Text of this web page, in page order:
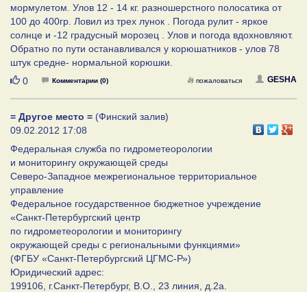
мормулетом. Улов 12 - 14 кг. разношерстного полосатика от
100 до 400гр. Ловил из трех лунок . Погода рулит - яркое
солнце и -12 градусный морозец . Улов и погода вдохновляют.
Обратно по пути останавливался у корюшатников - улов 78
штук средне- нормальной корюшки.
Нравится
0 Комментарии (0) GESHA
пожаловаться
= Другое место = (Финский залив)
09.02.2012 17:08
Федеральная служба по гидрометеорологии
и мониторингу окружающей среды
Северо-Западное межрегиональное территориальное
управление
Федеральное государственное бюджетное учреждение
«Санкт-Петербургский центр
по гидрометеорологии и мониторингу
окружающей среды с региональными функциями»
(ФГБУ «Санкт-Петербургский ЦГМС-Р»)
Юридический адрес:
199106, г.Санкт-Петербург, В.О., 23 линия, д.2а.